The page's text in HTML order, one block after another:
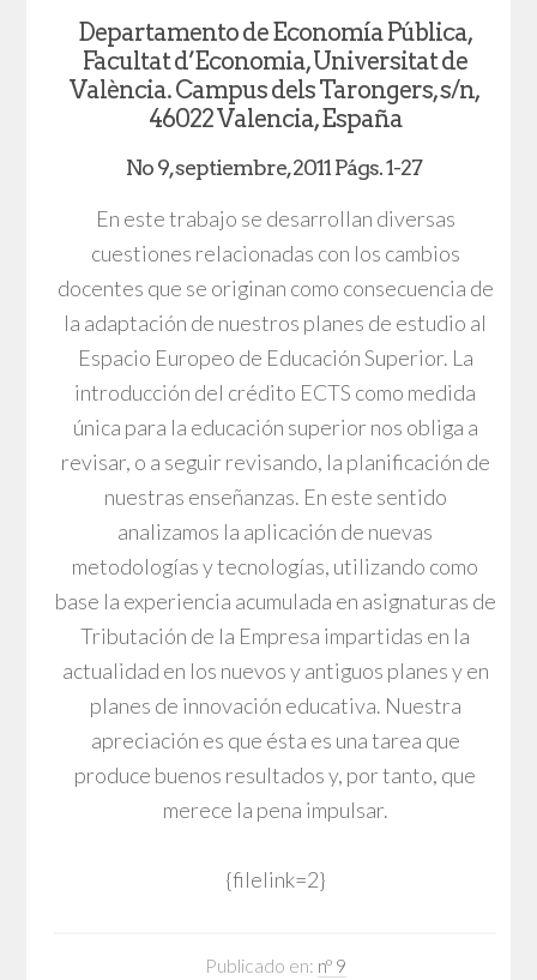
Departamento de Economía Pública,
Facultat d’Economia, Universitat de
València. Campus dels Tarongers, s/n,
46022 Valencia, España
No 9, septiembre, 2011 Págs. 1-27
En este trabajo se desarrollan diversas
cuestiones relacionadas con los cambios
docentes que se originan como consecuencia de
la adaptación de nuestros planes de estudio al
Espacio Europeo de Educación Superior. La
introducción del crédito ECTS como medida
única para la educación superior nos obliga a
revisar, o a seguir revisando, la planificación de
nuestras enseñanzas. En este sentido
analizamos la aplicación de nuevas
metodologías y tecnologías, utilizando como
base la experiencia acumulada en asignaturas de
Tributación de la Empresa impartidas en la
actualidad en los nuevos y antiguos planes y en
planes de innovación educativa. Nuestra
apreciación es que ésta es una tarea que
produce buenos resultados y, por tanto, que
merece la pena impulsar.
{filelink=2}
Publicado en: nº 9